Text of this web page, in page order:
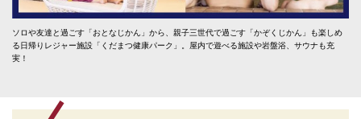
ソロや友達と過ごす「おとなじかん」から、親子三世代で過ごす「かぞくじかん」も楽しめ
る日帰りレジャー施設「くだまつ健康パーク」。屋内で遊べる施設や岩盤浴、サウナも充
実！